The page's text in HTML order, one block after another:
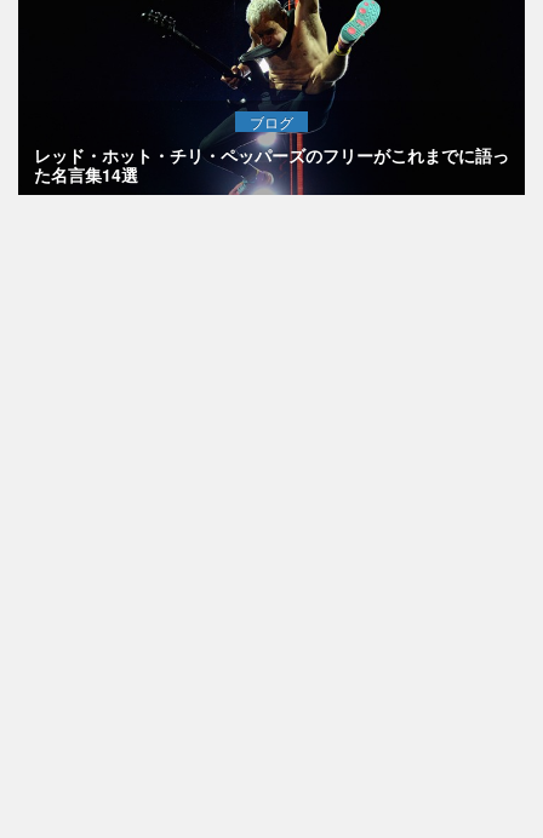
ブログ
レッド・ホット・チリ・ペッパーズのフリーがこれまでに語っ
た名言集14選